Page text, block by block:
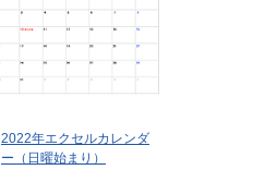
2022年エクセルカレンダ
ー（日曜始まり）